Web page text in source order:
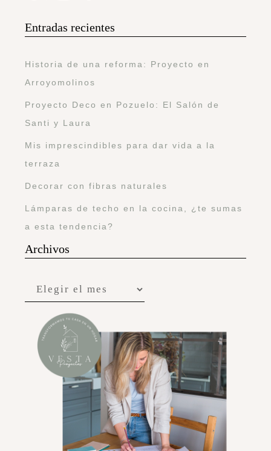
Entradas recientes
Historia de una reforma: Proyecto en
Arroyomolinos
Proyecto Deco en Pozuelo: El Salón de
Santi y Laura
Mis imprescindibles para dar vida a la
terraza
Decorar con fibras naturales
Lámparas de techo en la cocina, ¿te sumas
a esta tendencia?
Archivos